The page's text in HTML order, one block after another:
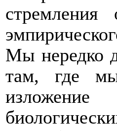
Мы нередко
там, где
изложение